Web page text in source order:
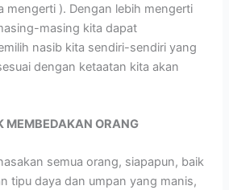
mengerti ). Dengan lebih mengerti
masing kita dapat
nasib kita sendiri-sendiri yang
dengan ketaatan kita akan
MEMBEDAKAN ORANG
semua orang, siapapun, baik
tipu daya dan umpan yang manis,